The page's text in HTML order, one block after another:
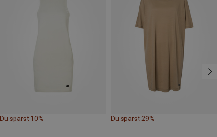
Du sparst 10% Du sparst 29%